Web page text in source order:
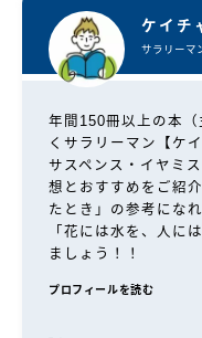
ケイチ
サラリーマ
年間150冊以上の本
くサラリーマン【ケ
サスペンス・イヤミ
想とおすすめをご紹
たとき」の参考にな
「花には水を、人に
ましょう！！
プロフィールを読む